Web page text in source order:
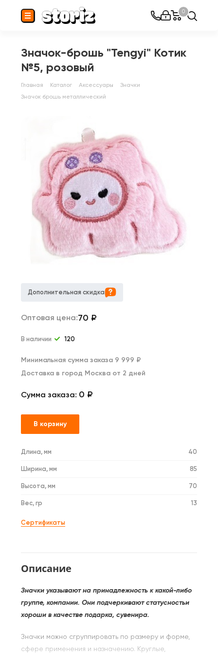
0
Значок-брошь "Tengyi" Котик
№5, розовый
Главная Каталог Аксессуары
Значки
Значок брошь металлический
Дополнительная скидка
Оптовая цена:70 ₽
В наличии 120
Минимальная сумма заказа 9 999 ₽
Доставка в город Москва от 2 дней
Сумма заказа: 0 ₽
В корзину
Длина, мм 40
Ширина, мм 85
Высота, мм 70
Вес, гр 13
Сертификаты
Описание
Значки указывают на принадлежность к какой-либо
группе, компании. Они подчеркивают статусностьи
хороши в качестве подарка, сувенира.
Значки можно сгруппировать по размеру и форме,
сфере применения и назначению. Круглые,